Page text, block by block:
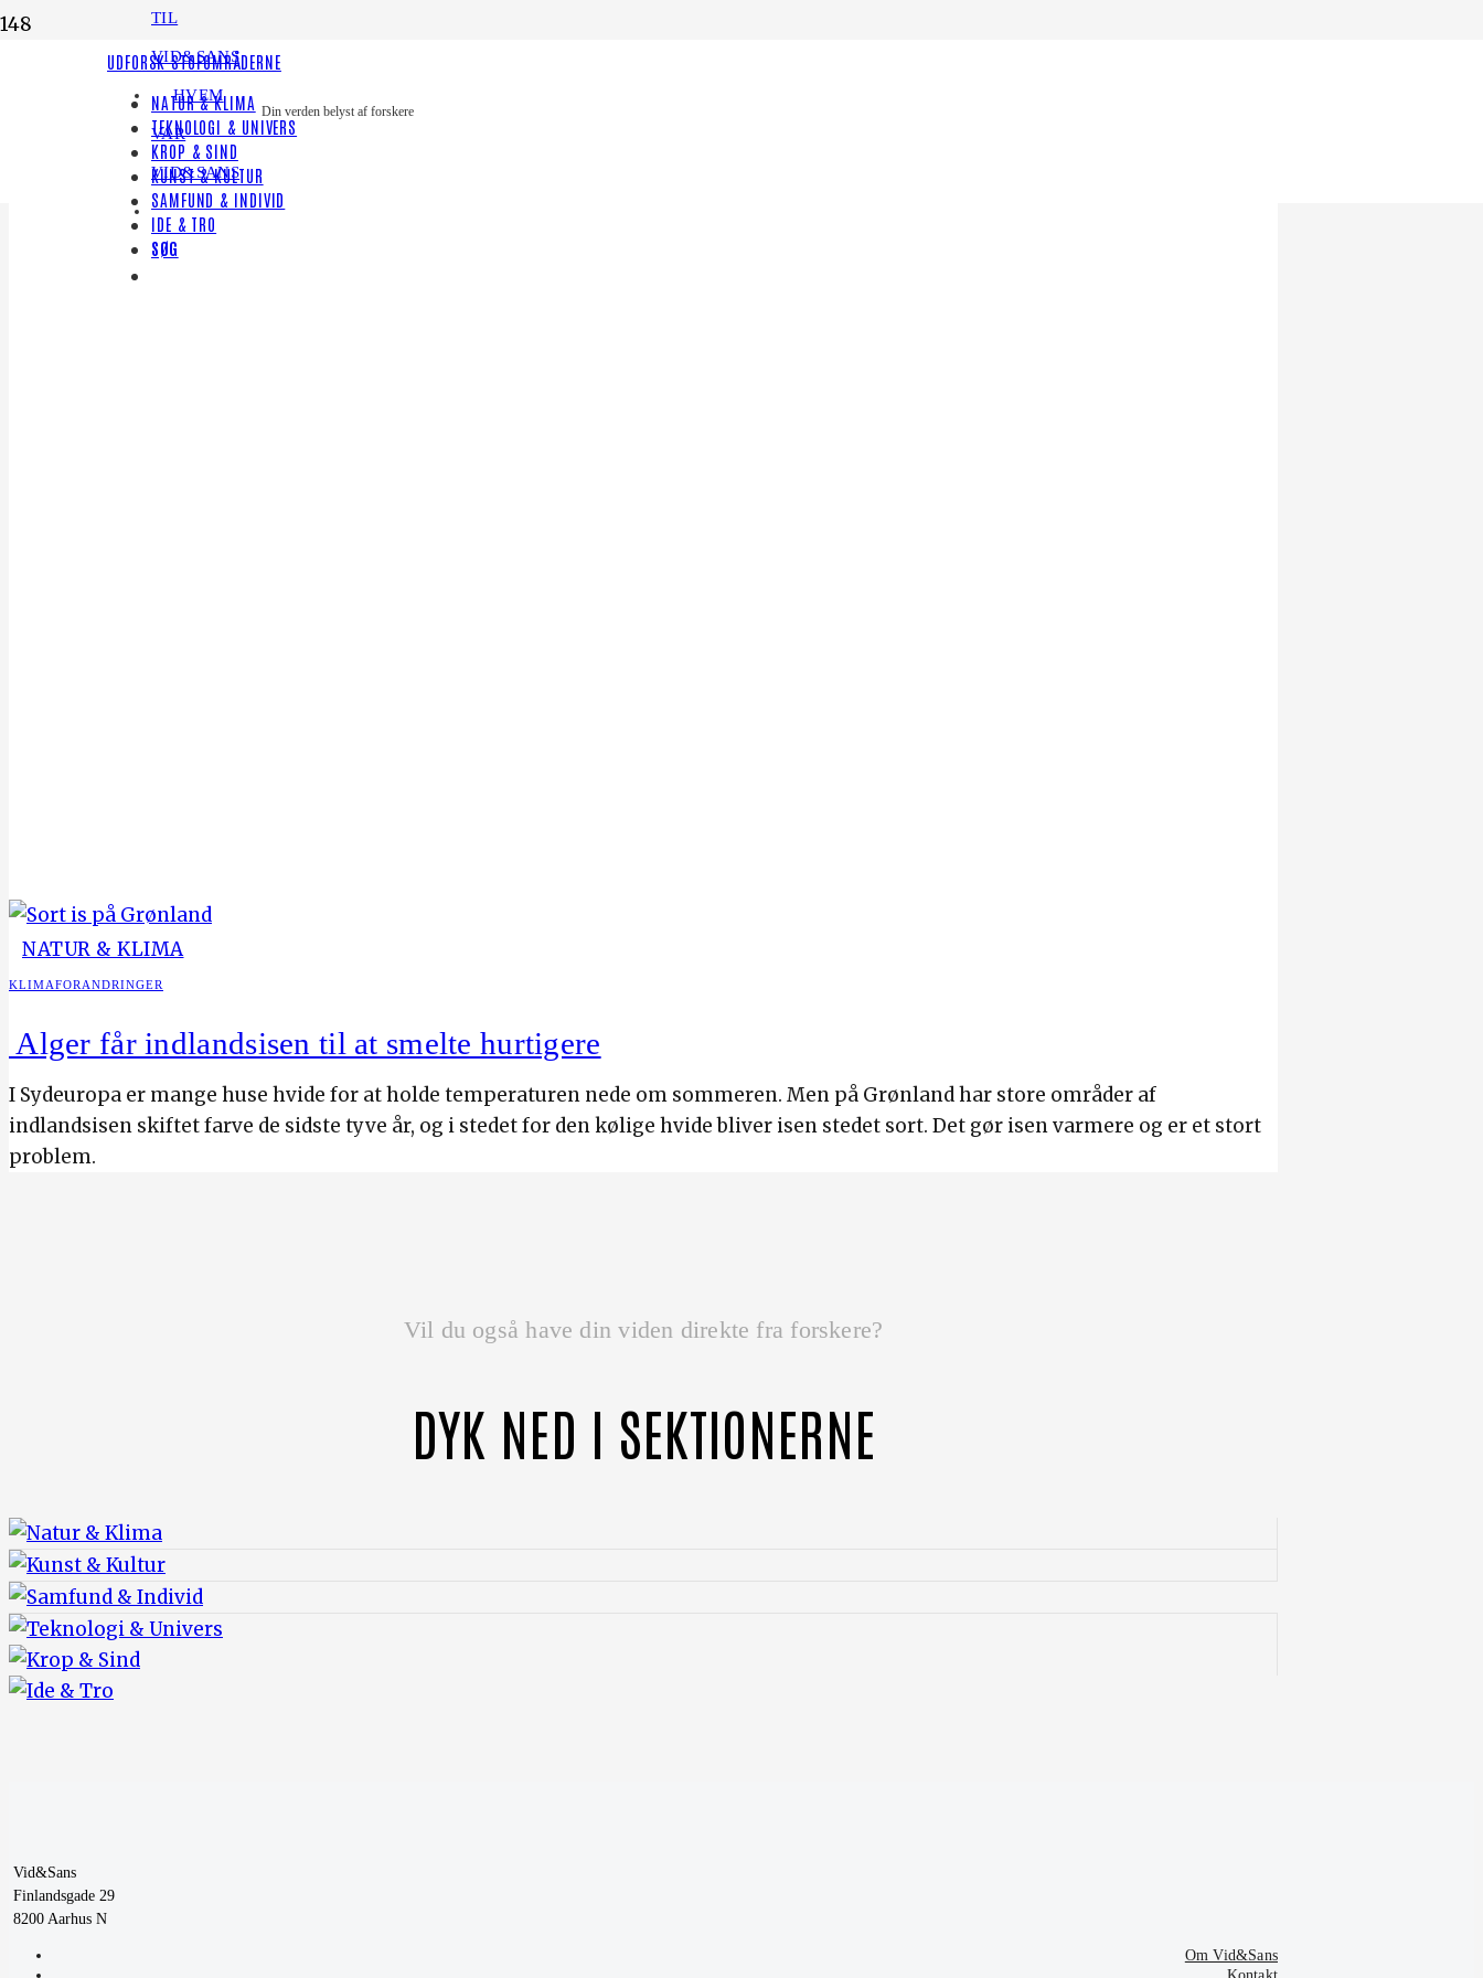
TIL
VID&SANS
HVEM
VAR
VID&SANS
Din verden belyst af forskere
UDFORSK STOFOMRÅDERNE
NATUR & KLIMA
TEKNOLOGI & UNIVERS
KROP & SIND
KUNST & KULTUR
SAMFUND & INDIVID
IDE & TRO
SØG
NATUR & KLIMA
KLIMAFORANDRINGER
Alger får indlandsisen til at smelte hurtigere
I Sydeuropa er mange huse hvide for at holde temperaturen nede om sommeren. Men på Grønland har store områder af
indlandsisen skiftet farve de sidste tyve år, og i stedet for den kølige hvide bliver isen stedet sort. Det gør isen varmere og er et stort
problem.
Vil du også have din viden direkte fra forskere?
DYK NED I SEKTIONERNE
Vid&Sans
Finlandsgade 29
8200 Aarhus N
Om Vid&Sans